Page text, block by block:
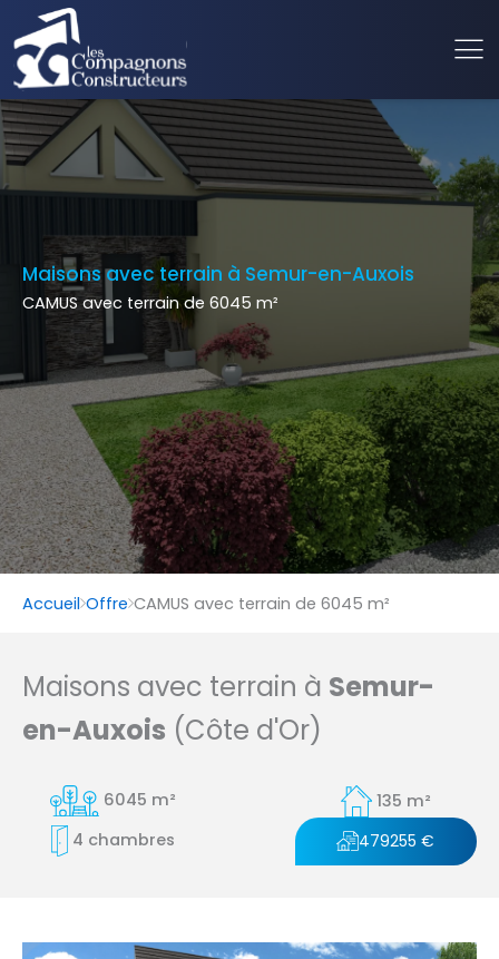
Maisons avec terrain à Semur-en-Auxois
CAMUS avec terrain de 6045 m²
Accueil Offre CAMUS avec terrain de 6045 m²
Maisons avec terrain à Semur-
en-Auxois (Côte d'Or)
6045 m²
135 m²
4 chambres
479255 €